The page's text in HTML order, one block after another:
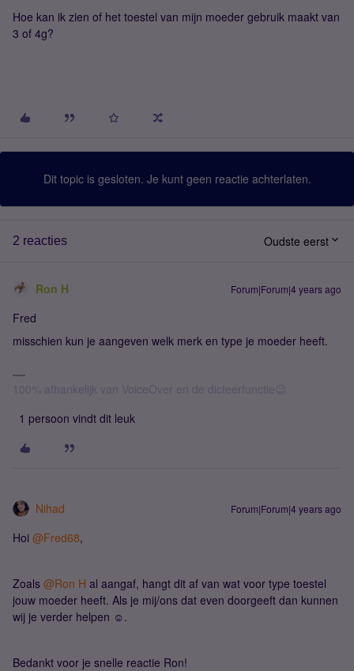
Hoe kan ik zien of het toestel van mijn moeder gebruik maakt van
3 of 4g?
Dit topic is gesloten. Je kunt geen reactie achterlaten.
2 reacties Oudste eerst
Ron H Forum|Forum|4 years ago
Fred
misschien kun je aangeven welk merk en type je moeder heeft.
100% afhankelijk van VoiceOver en de dicteerfunctie😉
1 persoon vindt dit leuk
Nihad Forum|Forum|4 years ago
Hoi @Fred68,
Zoals @Ron H al aangaf, hangt dit af van wat voor type toestel
jouw moeder heeft. Als je mij/ons dat even doorgeeft dan kunnen
wij je verder helpen ☺.
Bedankt voor je snelle reactie Ron!